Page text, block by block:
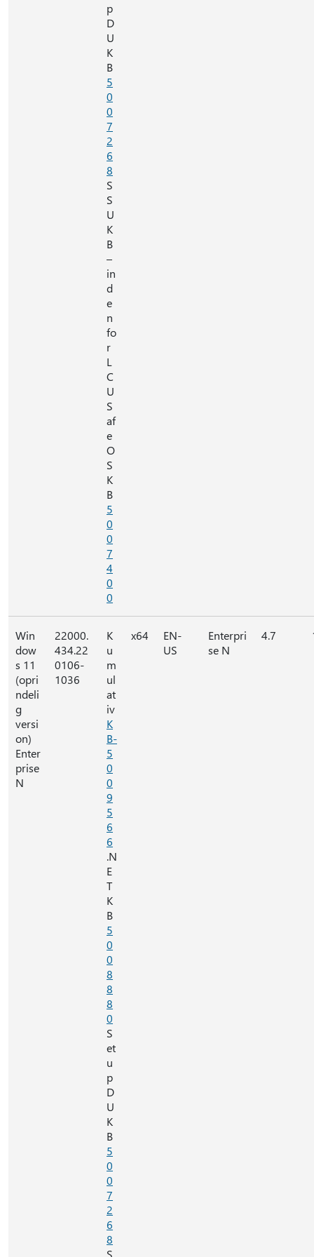
p
D
U
K
B
5
0
0
7
2
6
8
S
S
U
K
B
–
in
d
e
n
fo
r
L
C
U
S
af
e
O
S
K
B
5
0
0
7
4
0
0
Win
dow
s 11
(opri
ndeli
g
versi
on)
Enter
prise
N
22000.
434.22
0106-
1036
K
u
m
ul
at
iv
K
B-
5
0
0
9
5
6
6
.N
E
T
K
B
5
0
0
8
8
8
0
S
et
u
p
D
U
K
B
5
0
0
7
2
6
8
S
x64
EN-
US
Enterpri
se N
4.7